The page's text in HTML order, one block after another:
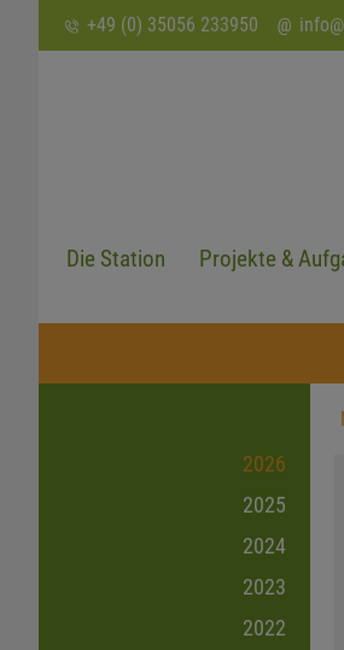
+49 (0) 35056 233950 info@
SUCHEN
Die Station Projekte &
2026
2025
2024
2023
2022